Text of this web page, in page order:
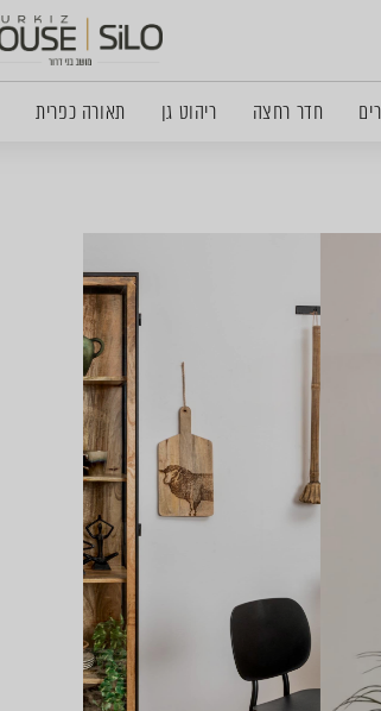
חדר רחצה ריהוט גן תאורה כפרית